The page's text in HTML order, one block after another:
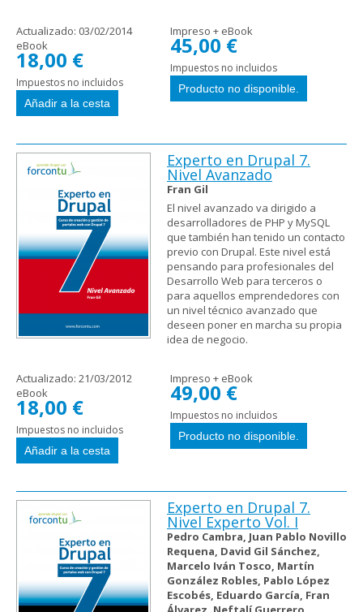
Actualizado: 03/02/2014
eBook
18,00 €
Impuestos no incluidos
Impreso + eBook
45,00 €
Impuestos no incluidos
Experto en Drupal 7.
Nivel Avanzado
Fran Gil
El nivel avanzado va dirigido a
desarrolladores de PHP y MySQL
que también han tenido un contacto
previo con Drupal. Este nivel está
pensando para profesionales del
Desarrollo Web para terceros o
para aquellos emprendedores con
un nivel técnico avanzado que
deseen poner en marcha su propia
idea de negocio.
Actualizado: 21/03/2012
eBook
18,00 €
Impuestos no incluidos
Impreso + eBook
49,00 €
Impuestos no incluidos
Experto en Drupal 7.
Nivel Experto Vol. I
Pedro Cambra, Juan Pablo Novillo
Requena, David Gil Sánchez,
Marcelo Iván Tosco, Martín
González Robles, Pablo López
Escobés, Eduardo García, Fran